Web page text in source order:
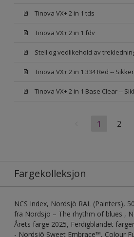
Tinova VX+ 2 in 1 tds
Tinova VX+ 2 in 1 fdv
Stell og vedlikehold av
Tinova VX+ 2 in 1 334 Red --
Tinova VX+ 2 in 1 Base Clear --
1 2
Fargekolleksjon
NCS Index, Nordsjö RAL (Painters),
fra Nordsjö – The rhythm of blues ,
Årets farge 2025, Ferdigblandet
- Nordsjö Sweet Embrace™, Colour